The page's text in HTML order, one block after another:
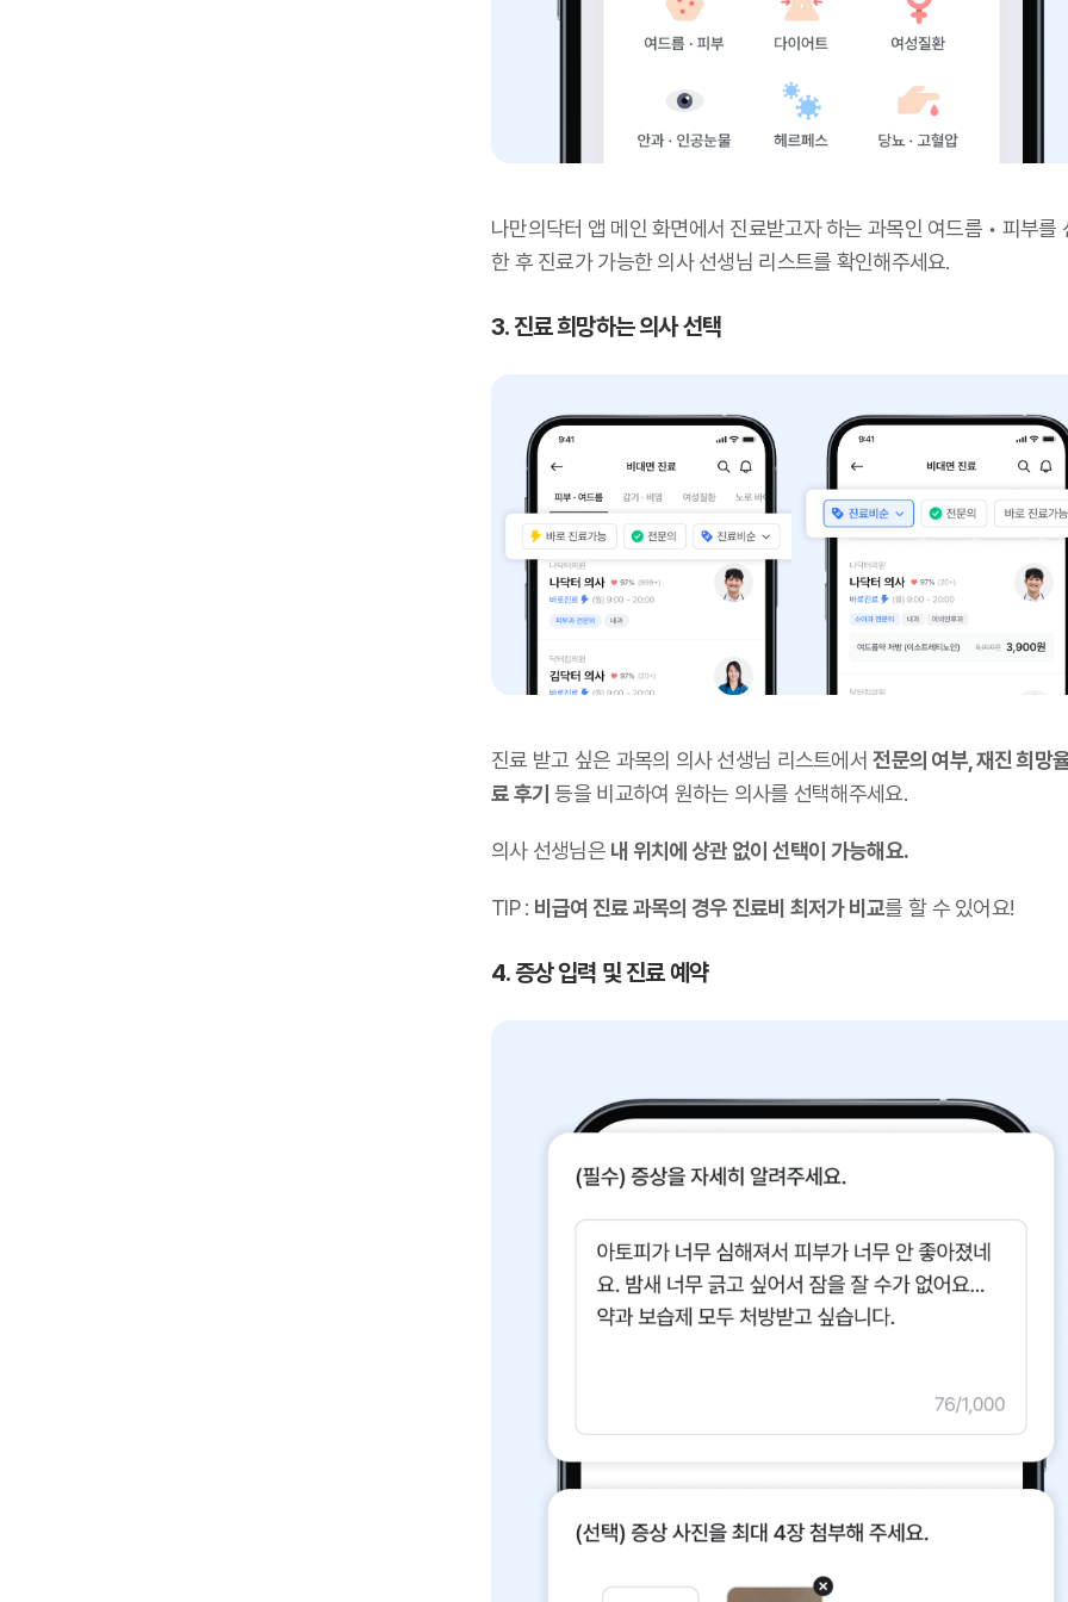
나만의닥터 앱 메인 화면에서 진료받고자 하는 과목인 여드름 • 피부를
한 후 진료가 가능한 의사 선생님 리스트를 확인해주세요.
3. 진료 희망하는 의사 선택
진료 받고 싶은 과목의 의사 선생님 리스트에서전문의 여부, 재진 희망
료 후기 등을 비교하여 원하는 의사를 선택해주세요.
의사 선생님은 내 위치에 상관 없이 선택이 가능해요.
TIP : 비급여 진료 과목의 경우 진료비 최저가 비교를 할 수 있어요!
4. 증상 입력 및 진료 예약